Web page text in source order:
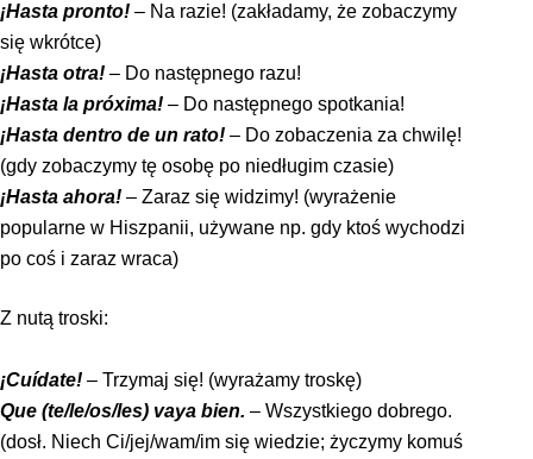
¡Hasta pronto! – Na razie! (zakładamy, że zobaczymy
się wkrótce)
¡Hasta otra! – Do następnego razu!
¡Hasta la próxima! – Do następnego spotkania!
¡Hasta dentro de un rato! – Do zobaczenia za chwilę!
(gdy zobaczymy tę osobę po niedługim czasie)
¡Hasta ahora! – Zaraz się widzimy! (wyrażenie
popularne w Hiszpanii, używane np. gdy ktoś wychodzi
po coś i zaraz wraca)
Z nutą troski:
¡Cuídate! – Trzymaj się! (wyrażamy troskę)
Que (te/le/os/les) vaya bien. – Wszystkiego dobrego.
(dosł. Niech Ci/jej/wam/im się wiedzie; życzymy komuś